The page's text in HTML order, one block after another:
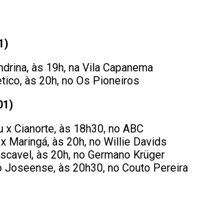
às 19h, na Vila Capanema
às 20h, no Os Pioneiros
x Cianorte, às 18h30, no ABC
Maringá, às 20h, no Willie Davids
às 20h, no Germano Krüger
Joseense, às 20h30, no Couto Pereira